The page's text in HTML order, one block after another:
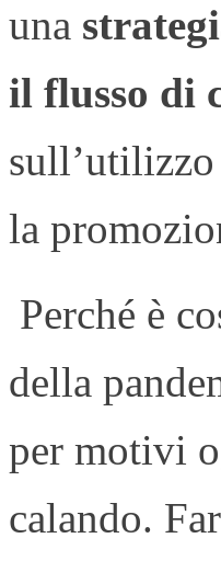
una
il flusso di
la
Perché è
della
per motivi
calando.